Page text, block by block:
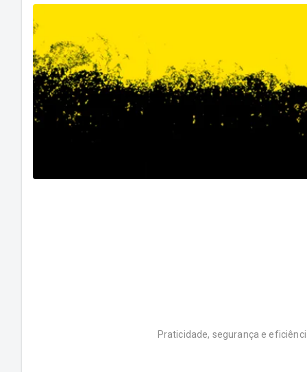
Praticidade, segurança e